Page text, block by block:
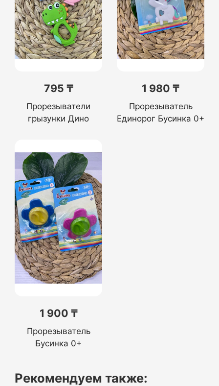
795 ₸
Прорезыватели
грызунки Дино
1 980 ₸
Прорезыватель
Единорог Бусинка 0+
1 900 ₸
Прорезыватель
Бусинка 0+
Рекомендуем также: